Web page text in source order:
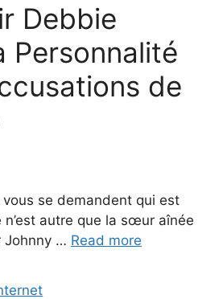
Debbie
Personnalité
de
vous se demandent qui est
n’est autre que la sœur aînée
Johnny … Read more